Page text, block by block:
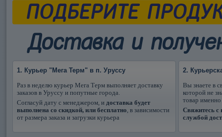
ПОДБЕРИТЕ
Доставка и
1. Курьер "Мега Терм" в п. Уруссу
Раз в неделю курьер Мега Терм выполняет доставку
заказов в Уруссу и попутные города.
Согласуй дату с менеджером, и доставка будет
выполнена со скидкой, или бесплатно, в зависимости
от размера заказа и загрузки курьера
2.
Вы знаете в
которой не
товар
Свяжитесь с
службой